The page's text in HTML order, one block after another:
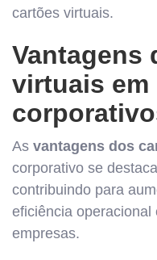
cartões virtuais.
Vantagens
virtuais
As vantagens dos
corporativo se
contribuindo para
eficiência
empresas.